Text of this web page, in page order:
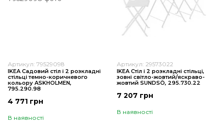
Артикул: 79529098
IKEA Садовий стіл і 2 розкладні
стільці темно-коричневого
кольору ASKHOLMEN,
795.290.98
4 771 грн
В наявності
Артикул: 29573022
IKEA Стіл і 2 розкладні стільці,
зовні світло-жовтий/яскраво-
жовтий SUNDSÖ, 295.730.22
7 207 грн
В наявності